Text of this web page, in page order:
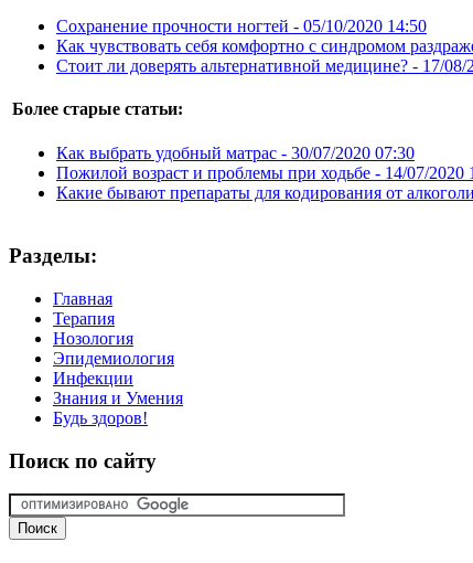
Сохранение прочности ногтей - 05/10/2020 14:50
Как чувствовать себя комфортно с синдромом
Стоит ли доверять альтернативной медицине? - 17/08/
Более старые статьи:
Как выбрать удобный матрас - 30/07/2020 07:30
Пожилой возраст и проблемы при ходьбе - 14/07/2020
Какие бывают препараты для кодирования от
Разделы:
Главная
Терапия
Нозология
Эпидемиология
Инфекции
Знания и Умения
Будь здоров!
Поиск по сайту